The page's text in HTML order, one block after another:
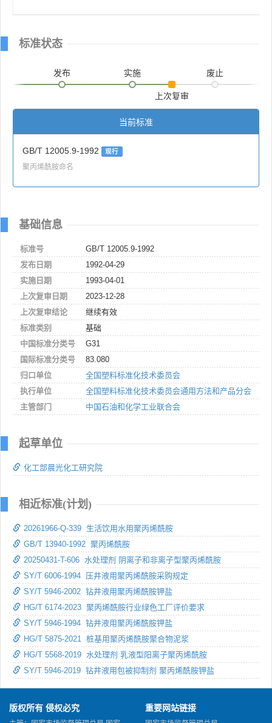
标准状态
发布 实施
上次复审
废止
当前标准
GB/T 12005.9-1992 现行
聚丙烯酰胺命名
基础信息
标准号
GB/T 12005.9-1992
发布日期
1992-04-29
实施日期
1993-04-01
上次复审日期
2023-12-28
上次复审结论
继续有效
标准类别
基础
中国标准分类号
G31
国际标准分类号
83.080
归口单位
全国塑料标准化技术委员会
执行单位
全国塑料标准化技术委员会通用方法和产品分会
主管部门
中国石油和化学工业联合会
起草单位
化工部晨光化工研究院
相近标准(计划)
20261966-Q-339 生活饮用水用聚丙烯酰胺
GB/T 13940-1992 聚丙烯酰胺
20250431-T-606 水处理剂 阴离子和非离子型聚丙烯酰胺
SY/T 6006-1994 压井液用聚丙烯酰胺采购规定
SY/T 5946-2002 钻井液用聚丙烯酰胺钾盐
HG/T 6174-2023 聚丙烯酰胺行业绿色工厂评价要求
SY/T 5946-1994 钻井液用聚丙烯酰胺钾盐
HG/T 5875-2021 桩基用聚丙烯酰胺聚合物泥浆
HG/T 5568-2019 水处理剂 乳液型阳离子聚丙烯酰胺
SY/T 5946-2019 钻井液用包被抑制剂 聚丙烯酰胺钾盐
版权所有 侵权必究 重要网站链接